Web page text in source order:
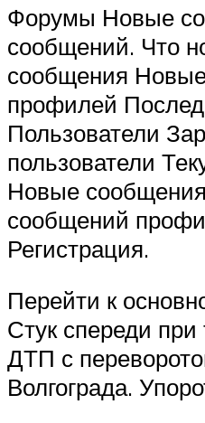
Форумы Новые
сообщений. Что
сообщения
профилей
Пользователи
пользователи
Новые
сообщений
Регистрация.
Перейти к
Стук спереди при
ДТП с
Волгограда.